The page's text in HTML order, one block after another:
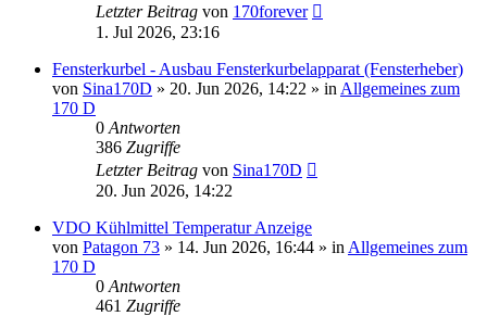
Letzter Beitrag von 170forever
1. Jul 2026, 23:16
Fensterkurbel - Ausbau Fensterkurbelapparat (Fensterheber)
von Sina170D » 20. Jun 2026, 14:22 » in Allgemeines zum
170 D
0 Antworten
386 Zugriffe
Letzter Beitrag von Sina170D
20. Jun 2026, 14:22
VDO Kühlmittel Temperatur Anzeige
von Patagon 73 » 14. Jun 2026, 16:44 » in Allgemeines zum
170 D
0 Antworten
461 Zugriffe